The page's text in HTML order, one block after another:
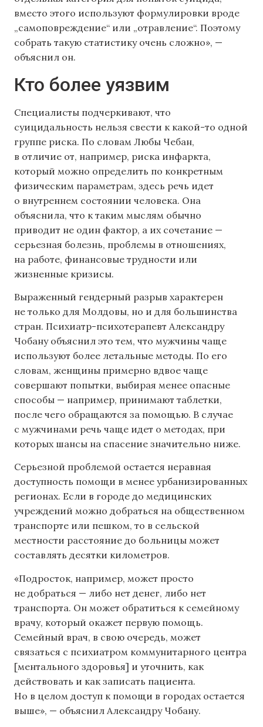
вместо этого используют формулировки вроде
„самоповреждение“ или „отравление“. Поэтому
собрать такую статистику очень сложно», —
объяснил он.
Кто более уязвим
Специалисты подчеркивают, что
суицидальность нельзя свести к какой-то одной
группе риска. По словам Любы Чебан,
в отличие от, например, риска инфаркта,
который можно определить по конкретным
физическим параметрам, здесь речь идет
о внутреннем состоянии человека. Она
объяснила, что к таким мыслям обычно
приводит не один фактор, а их сочетание —
серьезная болезнь, проблемы в отношениях,
на работе, финансовые трудности или
жизненные кризисы.
Выраженный гендерный разрыв характерен
не только для Молдовы, но и для большинства
стран. Психиатр-психотерапевт Александру
Чобану объяснил это тем, что мужчины чаще
используют более летальные методы. По его
словам, женщины примерно вдвое чаще
совершают попытки, выбирая менее опасные
способы — например, принимают таблетки,
после чего обращаются за помощью. В случае
с мужчинами речь чаще идет о методах, при
которых шансы на спасение значительно ниже.
Серьезной проблемой остается неравная
доступность помощи в менее урбанизированных
регионах. Если в городе до медицинских
учреждений можно добраться на общественном
транспорте или пешком, то в сельской
местности расстояние до больницы может
составлять десятки километров.
«Подросток, например, может просто
не добраться — либо нет денег, либо нет
транспорта. Он может обратиться к семейному
врачу, который окажет первую помощь.
Семейный врач, в свою очередь, может
связаться с психиатром коммунитарного центра
[ментального здоровья] и уточнить, как
действовать и как записать пациента.
Но в целом доступ к помощи в городах остается
выше», — объяснил Александру Чобану.